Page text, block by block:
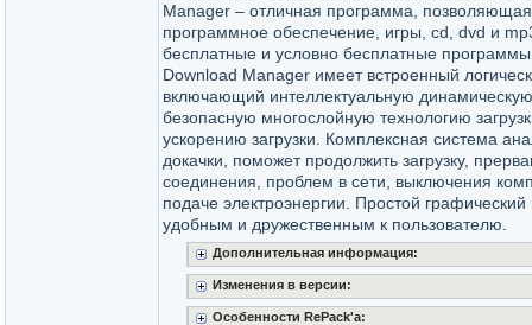
Manager – отличная программа,
программное обеспечение, игры, cd, dvd и
бесплатные и условно бесплатные
Download Manager имеет встроенный
включающий интеллектуальную
безопасную многослойную технологию
ускорению загрузки. Комплексная система
докачки, поможет продолжить загрузку,
соединения, проблем в сети, выключения
подаче электроэнергии. Простой
удобным и дружественным к пользователю.
Дополнительная информация:
Изменения в версии:
Особенности RePack'a: